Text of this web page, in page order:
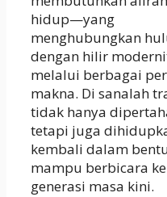
hidup—yang
menghubungkan
dengan hilir
melalui berbagai
makna. Di sanalah
tidak hanya
tetapi juga
kembali dalam
mampu berbicara
generasi masa kini.